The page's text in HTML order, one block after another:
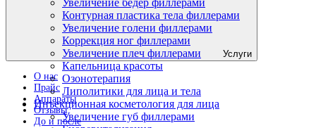
Услуги
О нас
Прайс
Аппараты
Отзывы
До и после
Увеличение бедер филлерами
Контурная пластика тела филлерами
Увеличение голени филлерами
Коррекция ног филлерами
Увеличение плеч филлерами
Капельница красоты
Озонотерапия
Липолитики для лица и тела
Инъекционная косметология для лица
Увеличение губ филлерами